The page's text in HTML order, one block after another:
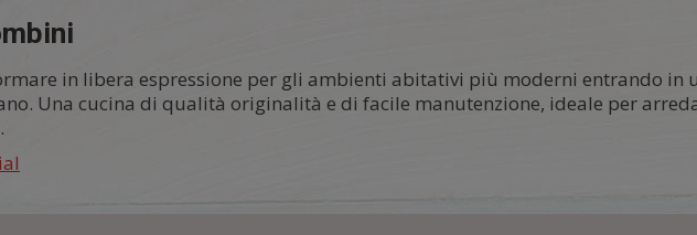
in libera espressione per gli ambienti abitativi più moderni entrando in
Una cucina di qualità originalità e di facile manutenzione, ideale per